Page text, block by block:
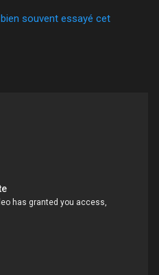
bien souvent essayé cet